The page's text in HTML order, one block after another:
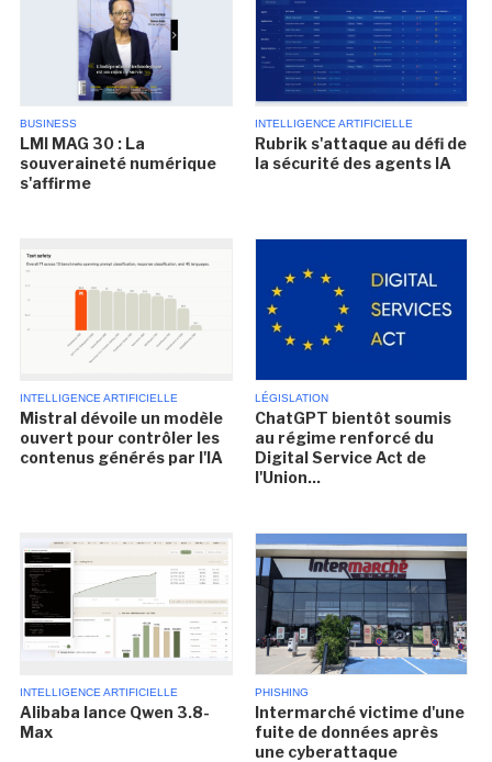
BUSINESS
LMI MAG 30 : La
souveraineté numérique
s'affirme
INTELLIGENCE ARTIFICIELLE
Rubrik s'attaque au défi de
la sécurité des agents IA
INTELLIGENCE ARTIFICIELLE
Mistral dévoile un modèle
ouvert pour contrôler les
contenus générés par l'IA
LÉGISLATION
ChatGPT bientôt soumis
au régime renforcé du
Digital Service Act de
l'Union...
INTELLIGENCE ARTIFICIELLE
Alibaba lance Qwen 3.8-
Max
PHISHING
Intermarché victime d'une
fuite de données après
une cyberattaque